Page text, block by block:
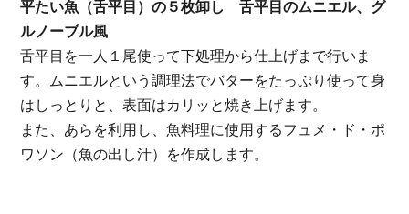
平たい魚（舌平目）の５枚卸し 舌平目のムニエル、グ
ルノーブル風
舌平目を一人１尾使って下処理から仕上げまで行いま
す。
ムニエルという調理法でバターをたっぷり使って身
はしっとりと、表面はカリッと焼き上げます。
また、あらを利用し、魚料理に使用するフュメ・ド・ポ
ワソン（魚の出し汁）を作成します。